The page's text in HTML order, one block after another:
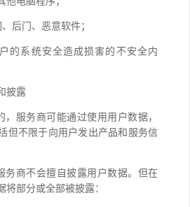
后门、恶意软件；
的系统安全造成损害的不安全内
披露
服务商可能通过使用用户数据，
但不限于向用户发出产品和服务信
务商不会擅自披露用户数据。但在
部分或全部被披露：